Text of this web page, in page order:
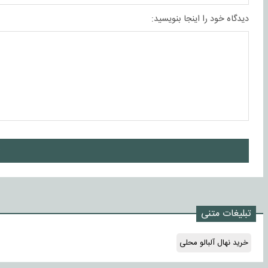
دیدگاه خود را اینجا بنویسید:
تبلیغات متنی
خرید نهال آلبالو محلی